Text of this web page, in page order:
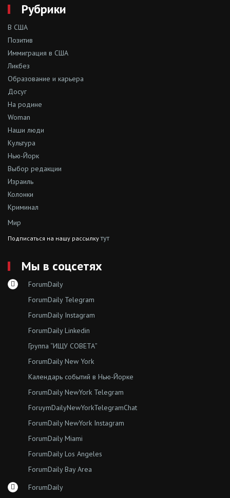
Рубрики
В США
Позитив
Иммиграция в США
Ликбез
Образование и карьера
Досуг
На родине
Woman
Наши люди
Культура
Нью-Йорк
Выбор редакции
Израиль
Колонки
Криминал
Мир
Подписаться на нашу рассылкутут
Мы в соцсетях
ForumDaily
ForumDaily Telegram
ForumDaily Instagram
ForumDaily Linkedin
Группа “ИЩУ СОВЕТА”
ForumDaily New York
Календарь событий в Нью-Йорке
ForumDaily NewYork Telegram
ForuymDailyNewYorkTelegramChat
ForumDaily NewYork Instagram
ForumDaily Miami
ForumDaily Los Angeles
ForumDaily Bay Area
ForumDaily